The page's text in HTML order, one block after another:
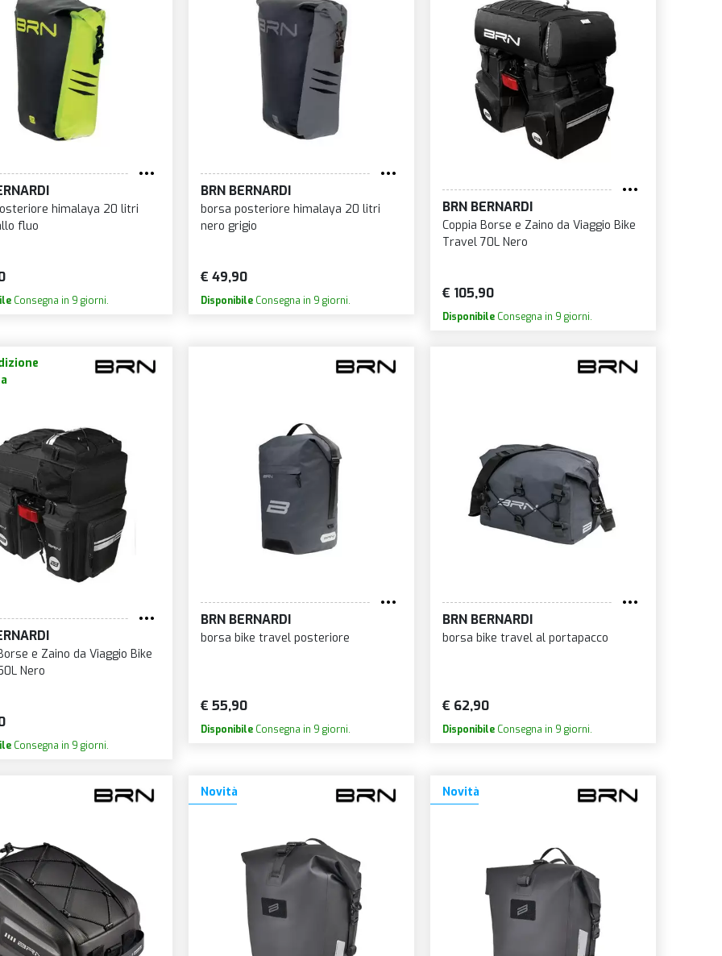
himalaya 20 litri
fluo
Consegna in 9 giorni.
BRN BERNARDI
borsa posteriore himalaya 20 litri
nero grigio
€ 49,90
DisponibileConsegna in 9 giorni.
BRN BERNARDI
Coppia Borse e Zaino da Viaggio Bike
Travel 70L Nero
€ 105,90
DisponibileConsegna in 9 giorni.
e Zaino da Viaggio Bike
Nero
Consegna in 9 giorni.
BRN BERNARDI
borsa bike travel posteriore
€ 55,90
DisponibileConsegna in 9 giorni.
BRN BERNARDI
borsa bike travel al portapacco
€ 62,90
DisponibileConsegna in 9 giorni.
Novità Novità